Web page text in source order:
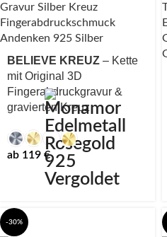
BELIEVE KREUZ – Kette
mit Original 3D
Fingerabdruckgravur &
gravierten Kreuz
ab 119 €
-30%